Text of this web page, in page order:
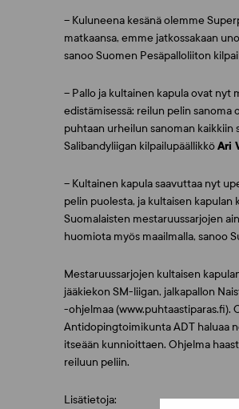
– Kuluneena kesänä olemme
matkaansa, emme jatkossakaan
sanoo Suomen Pesäpalloliiton
– Pallo ja kultainen kapula ovat nyt
edistämisessä: reilun pelin sanoma
puhtaan urheilun sanoman kaikkiin
Salibandyliigan kilpailupäällikköAri
– Kultainen kapula saavuttaa nyt
pelin puolesta, ja kultaisen
Suomalaisten mestaruussarjojen
huomiota myös maailmalla, sanoo
Mestaruussarjojen kultaisen
jääkiekon SM-liigan, jalkapallon
-ohjelmaa (www.puhtaastiparas.fi).
Antidopingtoimikunta ADT haluaa
itseään kunnioittaen. Ohjelma
reiluun peliin.
Lisätietoja: